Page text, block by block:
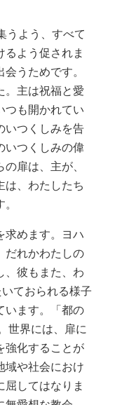
うよう、すべて
よう促されま
うためです。
。主は祝福と愛
つも開かれてい
いつくしみを告
いつくしみの偉
扉は、主が、
、わたしたち
求めます。ヨハ
だれかわたしの
、彼もまた、わ
ておられる様子
います。「都の
世界には、扉に
強化することが
域や社会におけ
してはなりま